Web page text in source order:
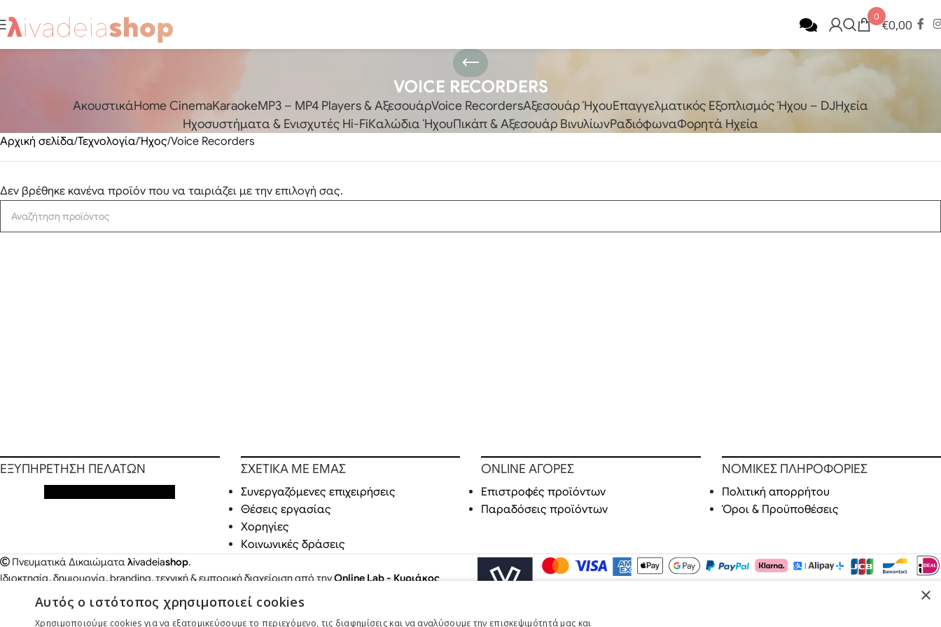
0 €0,00
VOICE RECORDERS
AκουστικάHome CinemaKaraokeMP3 – MP4 Players & ΑξεσουάρVoice RecordersΑξεσουάρ ΉχουΕπαγγελματικός Εξοπλισμός Ήχου – DJΗχεία
Ηχοσυστήματα & Ενισχυτές Hi-FiΚαλώδια ΉχουΠικάπ & Αξεσουάρ ΒινυλίωνΡαδιόφωναΦορητά Ηχεία
Αρχική σελίδα Τεχνολογία Ήχος Voice Recorders
Δεν βρέθηκε κανένα προϊόν που να ταιριάζει με την επιλογή σας.
ΕΞΥΠΗΡΕΤΗΣΗ ΠΕΛΑΤΩΝ ΣΧΕΤΙΚΑ ΜΕ ΕΜΑΣ
Συνεργαζόμενες επιχειρήσεις
Θέσεις εργασίας
Χορηγίες
Κοινωνικές δράσεις
ONLINE ΑΓΟΡΕΣ
Επιστροφές προϊόντων
Παραδόσεις προϊόντων
ΝΟΜΙΚΕΣ ΠΛΗΡΟΦΟΡΙΕΣ
Πολιτική απορρήτου
Όροι & Προϋποθέσεις
Πνευματικά Δικαιώματαλivadeiashop.
Ιδιοκτησία, δημιουργία, branding, τεχνική & εμπορική διαχείριση από τηνOnline Lab - Κυριάκος
Παπαδόπουλος
×
Αυτός ο ιστότοπος χρησιμοποιεί cookies
Χρησιμοποιούμε cookies για να εξατομικεύσουμε το περιεχόμενο, τις διαφημίσεις και να αναλύσουμε την επισκεψιμότητά μας και